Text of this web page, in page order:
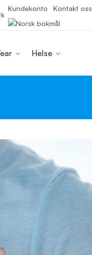
Kundekonto Kontakt oss
Helse